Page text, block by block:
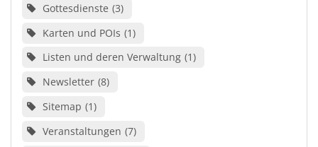
Gottesdienste 3
Karten und POIs 1
Listen und deren Verwaltung 1
Newsletter 8
Sitemap 1
Veranstaltungen 7